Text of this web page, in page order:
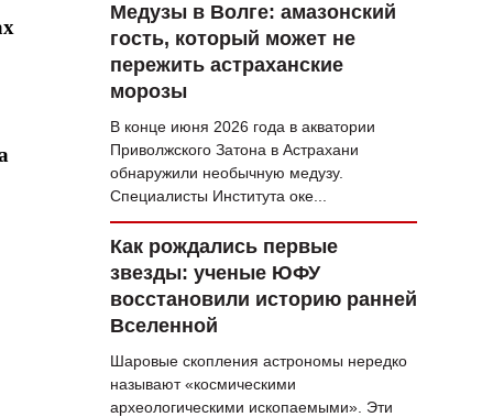
Медузы в Волге: амазонский
гость, который может не
пережить астраханские
морозы
В конце июня 2026 года в акватории
Приволжского Затона в Астрахани
обнаружили необычную медузу.
Специалисты Института оке...
Как рождались первые
звезды: ученые ЮФУ
восстановили историю ранней
Вселенной
Шаровые скопления астрономы нередко
называют «космическими
археологическими ископаемыми». Эти